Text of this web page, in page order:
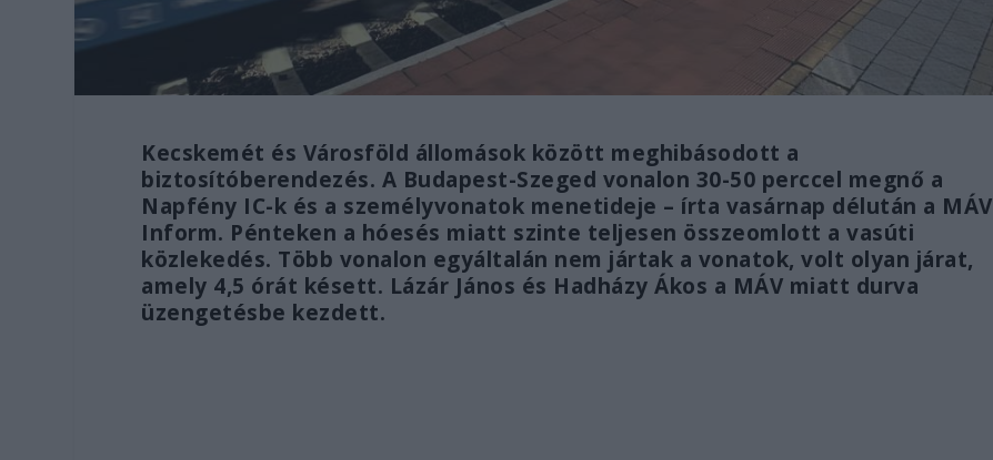
Kecskemét és Városföld állomások között meghibásodott a
biztosítóberendezés. A Budapest-Szeged vonalon 30-50 perccel megnő a
Napfény IC-k és a személyvonatok menetideje – írta vasárnap délután a MÁV
Inform. Pénteken a hóesés miatt szinte teljesen összeomlott a vasúti
közlekedés. Több vonalon egyáltalán nem jártak a vonatok, volt olyan járat,
amely 4,5 órát késett. Lázár János és Hadházy Ákos a MÁV miatt durva
üzengetésbe kezdett.